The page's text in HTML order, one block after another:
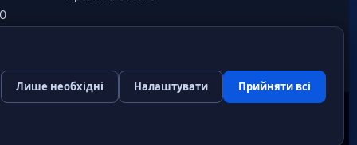
Лише необхідні Налаштувати Прийняти всі